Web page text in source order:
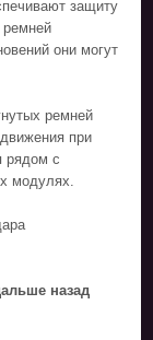
защиту
ремней
они могут
ремней
при
рядом с
модулях.
назад